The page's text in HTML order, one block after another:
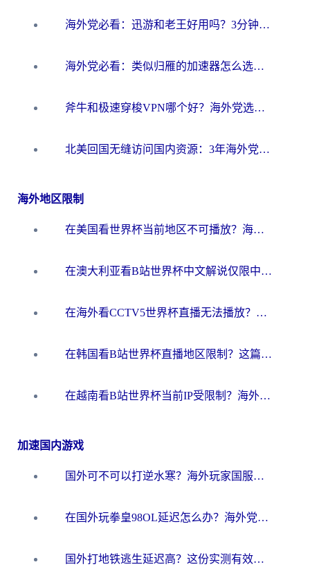
海外党必看：迅游和老王好用吗？3分钟选对加速国内网络的加速器
海外党必看：类似归雁的加速器怎么选？一篇搞定无缝访问国内资源
斧牛和极速穿梭VPN哪个好？海外党选回国加速器必看的真实对比与避坑指南
北美回国无缝访问国内资源：3年海外党亲测的加速器选择指南
海外地区限制
在美国看世界杯当前地区不可播放？海外党体育观赛终极指南来了！
在澳大利亚看B站世界杯中文解说仅限中国大陆？这篇指南帮你打破限制看遍赛事
在海外看CCTV5世界杯直播无法播放？这篇指南让你和国内球迷同步呐喊
在韩国看B站世界杯直播地区限制？这篇指南让你告别“当前地区不可播放”
在越南看B站世界杯当前IP受限制？海外党体育观赛终极指南来了
加速国内游戏
国外可不可以打逆水寒？海外玩家国服畅玩终极指南（附漫威荒野乱斗加速方案）
在国外玩拳皇98OL延迟怎么办？海外党亲测有效的低延迟指南
国外打地铁逃生延迟高？这份实测有效的低延迟指南帮你吃鸡